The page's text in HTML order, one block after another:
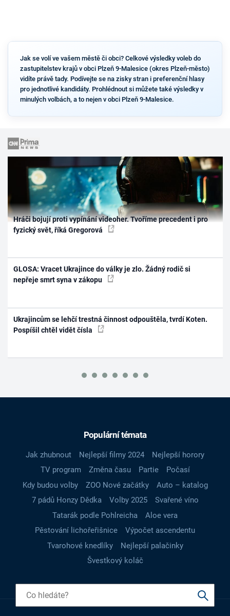
Jak se volí ve vašem městě či obci? Celkové výsledky voleb do
zastupitelstev krajů v obci Plzeň 9-Malesice (okres Plzeň-město)
vidíte právě tady. Podívejte se na zisky stran i preferenční hlasy
pro jednotlivé kandidáty. Prohlédnout si můžete také výsledky v
minulých volbách, a to nejen v obci Plzeň 9-Malesice.
Hráči bojují proti vypínání videoher. Tvoříme precedent i pro
fyzický svět, říká Gregorová
GLOSA: Vracet Ukrajince do války je zlo. Žádný rodič si
nepřeje smrt syna v zákopu
Ukrajincům se lehčí trestná činnost odpouštěla, tvrdí Koten.
Pospíšil chtěl vidět čísla
Populární témata
Jak zhubnout Nejlepší filmy 2024
Nejlepší horory
TV program
Změna času Partie
Počasí
Kdy budou volby
ZOO Nové začátky
Auto – katalog
7 pádů Honzy Dědka
Volby 2025
Svařené víno
Tatarák podle Pohlreicha
Aloe vera
Pěstování lichořeřišnice
Výpočet ascendentu
Tvarohové knedlíky
Nejlepší palačinky
Švestkový koláč